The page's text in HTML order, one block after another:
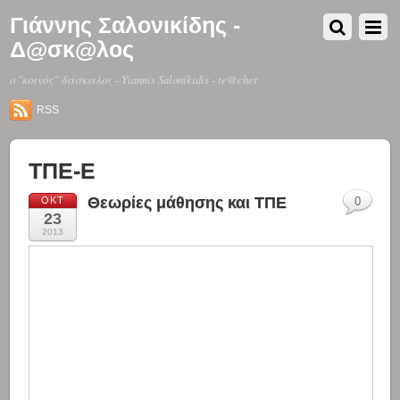
Γιάννης Σαλονικίδης -
Δ@σκ@λος
o "κοινός" δάσκαλος - Yiannis Salonikidis - te@cher
RSS
ΤΠΕ-Ε
ΟΚΤ
23
2013
Θεωρίες μάθησης και ΤΠΕ 0